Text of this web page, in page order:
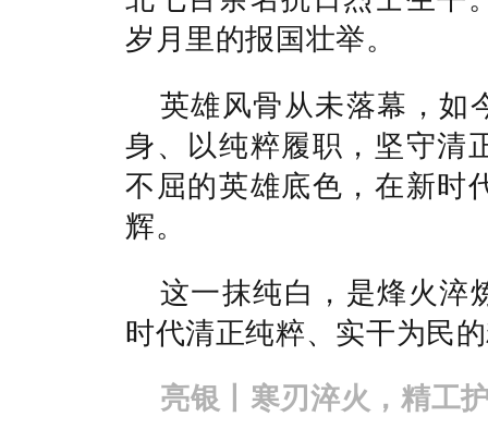
岁月里的报国壮举。
英雄风骨从未落幕，如
身、以纯粹履职，坚守清
不屈的英雄底色，在新时
辉。
这一抹纯白，是烽火淬
时代清正纯粹、实干为民
亮银丨寒刃淬火，精工